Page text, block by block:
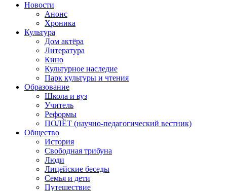
Новости
Анонс
Хроника
Культура
Дом актёра
Литература
Кино
Культурное наследие
Парк культуры и чтения
Образование
Школа и вуз
Учитель
Реформы
ПОЛЁТ (научно-педагогический вестник)
Общество
История
Свободная трибуна
Люди
Лицейские беседы
Семья и дети
Путешествие